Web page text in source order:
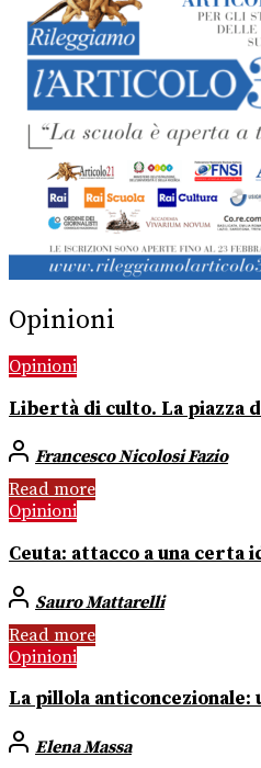
Opinioni
Opinioni
Libertà di culto. La piazza
Francesco Nicolosi Fazio
Read more
Opinioni
Ceuta: attacco a una certa
Sauro Mattarelli
Read more
Opinioni
La pillola anticoncezionale:
Elena Massa